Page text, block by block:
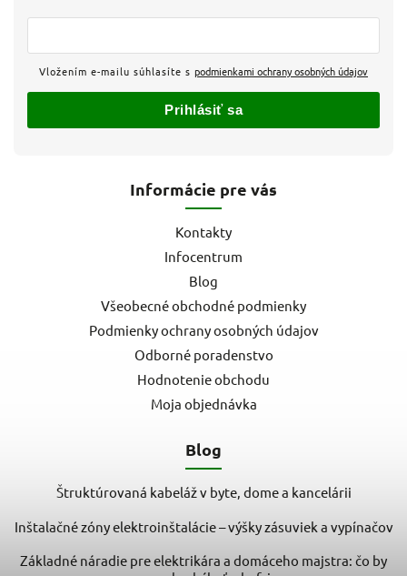
Informácie pre vás
Kontakty
Infocentrum
Blog
Všeobecné obchodné podmienky
Podmienky ochrany osobných údajov
Odborné poradenstvo
Hodnotenie obchodu
Moja objednávka
Blog
Štruktúrovaná kabeláž v byte, dome a kancelárii
Inštalačné zóny elektroinštalácie – výšky zásuviek a vypínačov
Základné náradie pre elektrikára a domáceho majstra: čo by
Vložením e-mailu súhlasíte s podmienkami ochrany osobných údajov
Prihlásiť sa